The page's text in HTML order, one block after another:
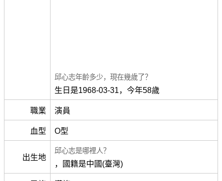
邱心志年齡多少，現在幾歲了？
生日是1968-03-31，今年58歲
職業 演員
血型 O型
出生地
邱心志是哪裡人？
，國籍是中國(臺灣)